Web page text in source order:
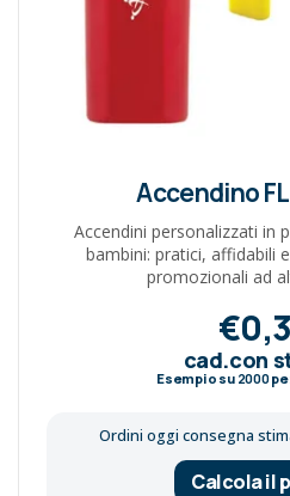
Accendino
Accendini personalizzati in
bambini: pratici, affidabili
promozionali ad
cad.con
Esempio su 2000
Ordini oggi consegna
Calcola il